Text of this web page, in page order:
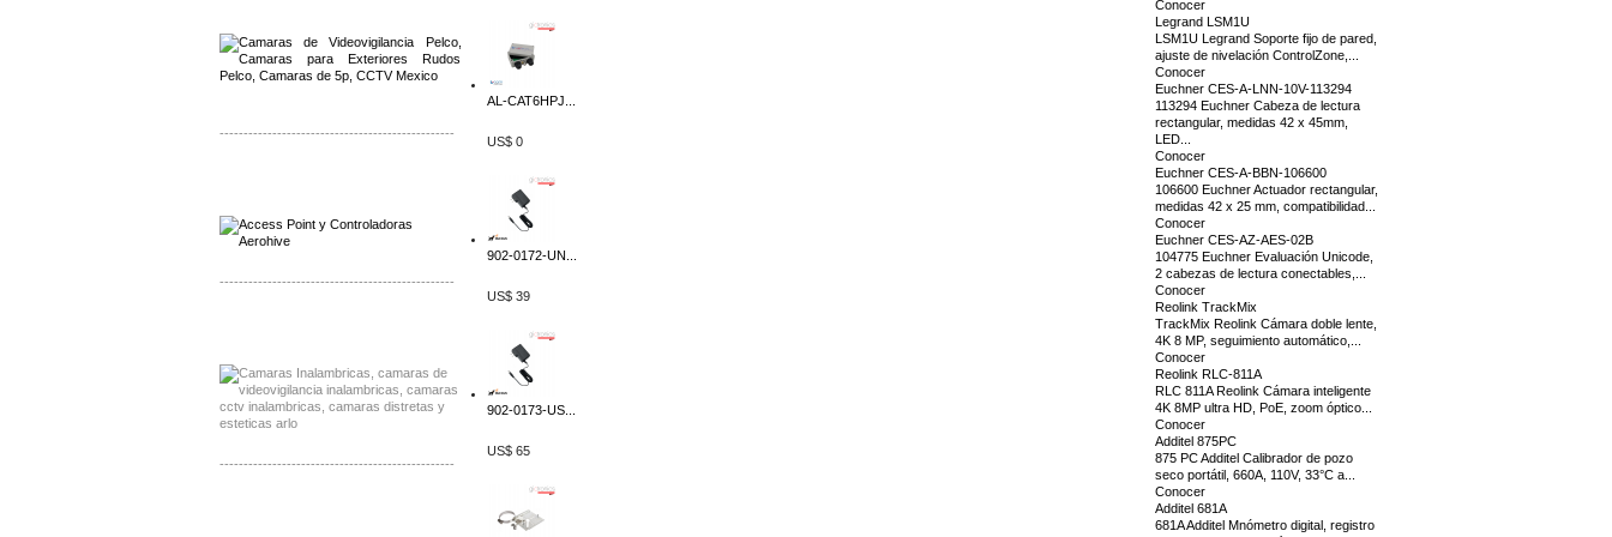
-------------------------------------------------
-------------------------------------------------
-------------------------------------------------
AL-CAT6HPJ...
US$ 0
902-0172-UN...
US$ 39
902-0173-US...
US$ 65
Conocer
Legrand LSM1U
LSM1U Legrand Soporte fijo de pared,
ajuste de nivelación ControlZone,...
Conocer
Euchner CES-A-LNN-10V-113294
113294 Euchner Cabeza de lectura
rectangular, medidas 42 x 45mm,
LED...
Conocer
Euchner CES-A-BBN-106600
106600 Euchner Actuador rectangular,
medidas 42 x 25 mm, compatibilidad...
Conocer
Euchner CES-AZ-AES-02B
104775 Euchner Evaluación Unicode,
2 cabezas de lectura conectables,...
Conocer
Reolink TrackMix
TrackMix Reolink Cámara doble lente,
4K 8 MP, seguimiento automático,...
Conocer
Reolink RLC-811A
RLC 811A Reolink Cámara inteligente
4K 8MP ultra HD, PoE, zoom óptico...
Conocer
Additel 875PC
875 PC Additel Calibrador de pozo
seco portátil, 660A, 110V, 33°C a...
Conocer
Additel 681A
681A Additel Mnómetro digital, registro